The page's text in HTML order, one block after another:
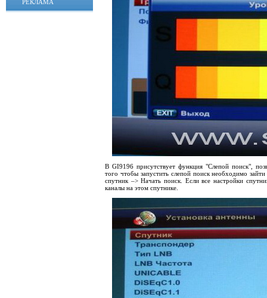
РЕКЛАМА
В GI9196 присутствует функция "Слепой поиск",
того чтобы запустить слепой поиск необходимо
спутник –> Начать поиск. Если все настройки
каналы на этом спутнике.